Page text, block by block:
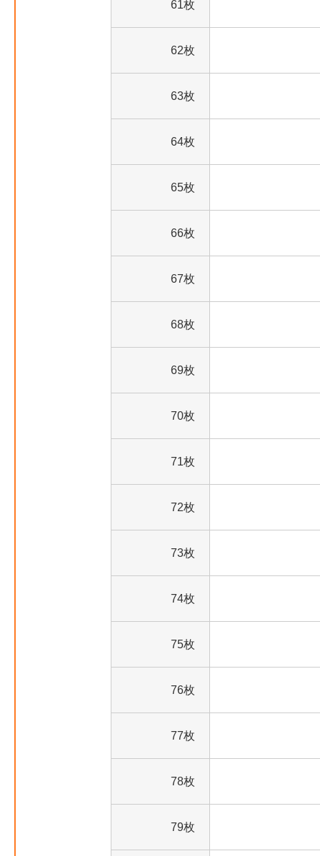
61枚
62枚
63枚
64枚
65枚
66枚
67枚
68枚
69枚
70枚
71枚
72枚
73枚
74枚
75枚
76枚
77枚
78枚
79枚